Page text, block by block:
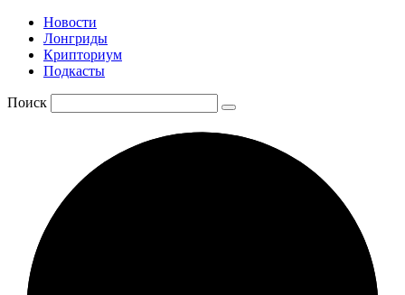
Новости
Лонгриды
Крипториум
Подкасты
Поиск